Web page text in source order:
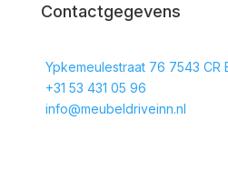
Contactgegevens
Ypkemeulestraat 76 7543 CR
+31 53 431 05 96
info@meubeldriveinn.nl